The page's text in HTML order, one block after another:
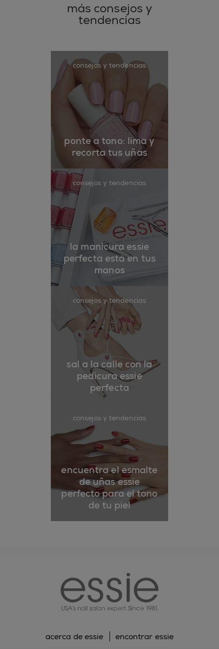
más consejos y
tendencias
consejos y tendencias
ponte a tono: lima y
recorta tus uñas
consejos y tendencias
la manicura essie
perfecta está en tus
manos
consejos y tendencias
sal a la calle con la
pedicura essie
perfecta
consejos y tendencias
encuentra el esmalte
de uñas essie
perfecto para el tono
de tu piel
acerca de essie
encontrar essie